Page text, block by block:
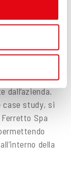
ed
media e per
dati web,
combinarle
che hanno
visitatori
e
dall’azienda.
study, si
Spa
della